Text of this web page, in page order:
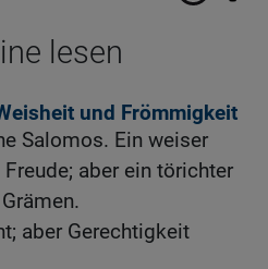
lesen
und Frömmigkeit
Salomos. Ein weiser
aber ein törichter
aber Gerechtigkeit